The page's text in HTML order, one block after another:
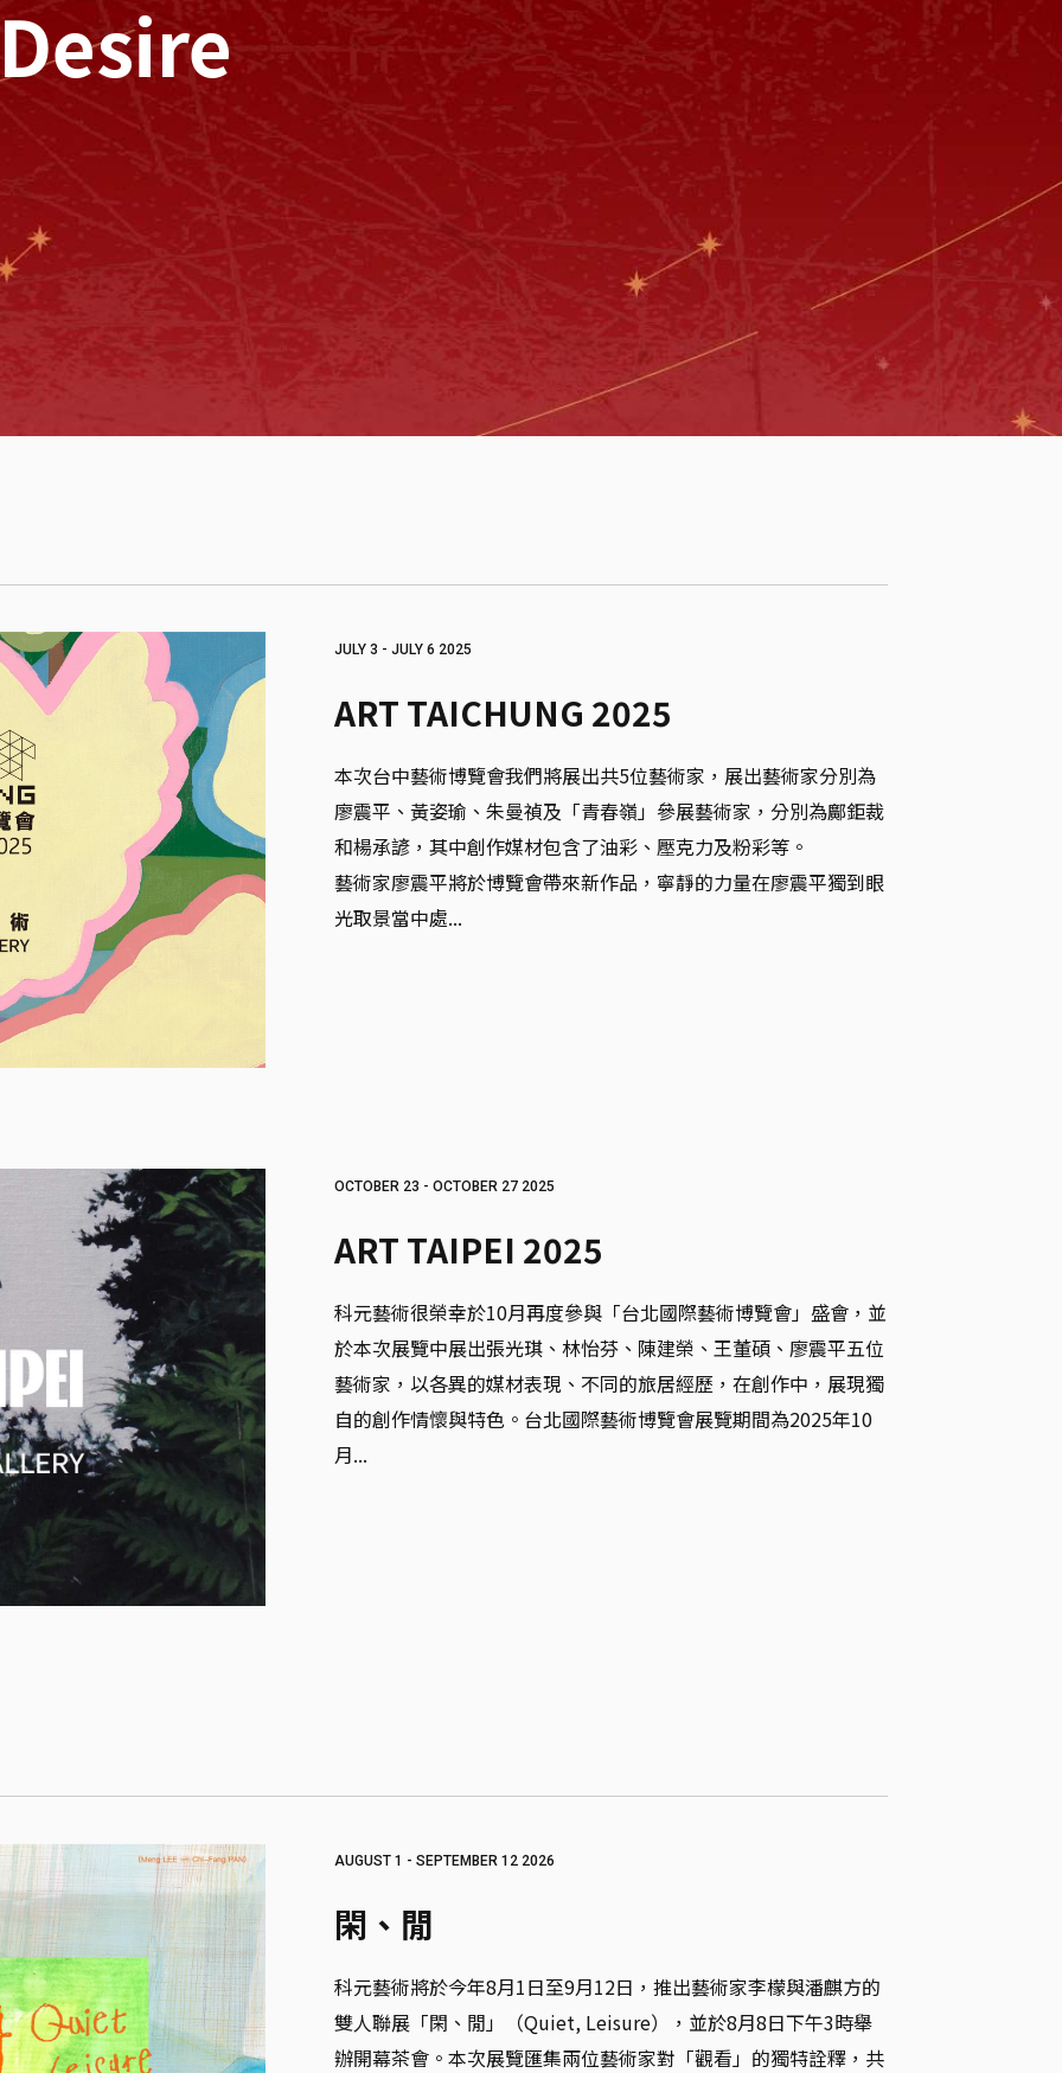
JULY 3 - JULY 6 2025
ART TAICHUNG 2025
本次台中藝術博覽會我們將展出共5位藝術家，展出藝術家分別為
廖震平、黃姿瑜、朱曼禎及「青春嶺」參展藝術家，分別為鄺鉅裁
和楊承諺，其中創作媒材包含了油彩、壓克力及粉彩等。
藝術家廖震平將於博覽會帶來新作品，寧靜的力量在廖震平獨到眼
光取景當中處...
OCTOBER 23 - OCTOBER 27 2025
ART TAIPEI 2025
科元藝術很榮幸於10月再度參與「台北國際藝術博覽會」盛會，並
於本次展覽中展出張光琪、林怡芬、陳建榮、王董碩、廖震平五位
藝術家，以各異的媒材表現、不同的旅居經歷，在創作中，展現獨
自的創作情懷與特色。台北國際藝術博覽會展覽期間為2025年10
月...
AUGUST 1 - SEPTEMBER 12 2026
閑、閒
科元藝術將於今年8月1日至9月12日，推出藝術家李檬與潘麒方的
雙人聯展「閑、閒」（Quiet, Leisure），並於8月8日下午3時舉
辦開幕茶會。本次展覽匯集兩位藝術家對「觀看」的獨特詮釋，共